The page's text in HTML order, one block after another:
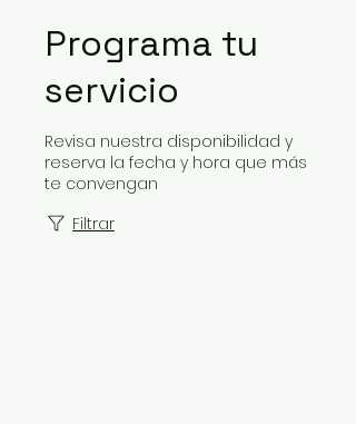
Programa tu
servicio
Revisa nuestra disponibilidad y
reserva la fecha y hora que más
te convengan
Filtrar